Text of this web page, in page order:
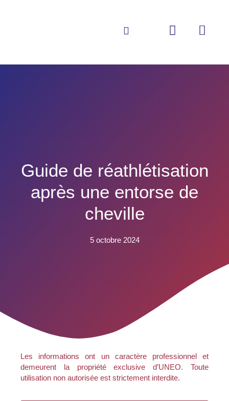
Guide de réathlétisation
après une entorse de
cheville
5 octobre 2024
Les informations ont un caractère professionnel et
demeurent la propriété exclusive d’UNEO. Toute
utilisation non autorisée est strictement interdite.